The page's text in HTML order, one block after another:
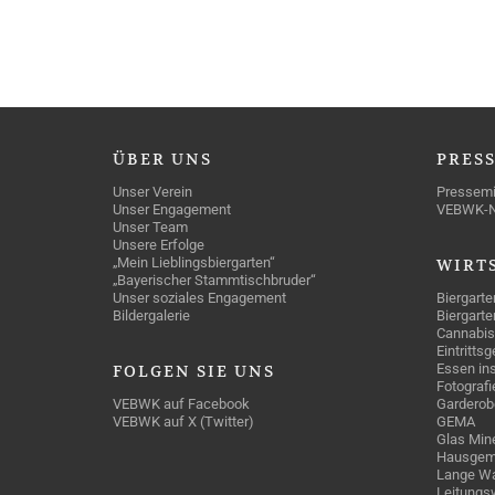
ÜBER UNS
Unser Verein
Unser Engagement
Unser Team
Unsere Erfolge
„Mein Lieblingsbiergarten“
„Bayerischer Stammtischbruder“
Unser soziales Engagement
Bildergalerie
FOLGEN SIE UNS
VEBWK auf Facebook
VEBWK auf X (Twitter)
VEBWK-
Essen
GEMA
Glas
Lange